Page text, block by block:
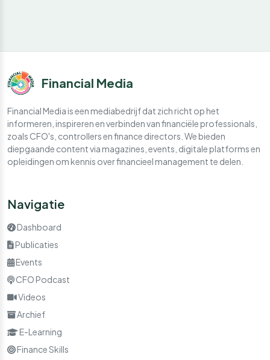
Financial Media
Financial Media is een mediabedrijf dat zich richt op het
informeren, inspireren en verbinden van financiële professionals,
zoals CFO's, controllers en finance directors. We bieden
diepgaande content via magazines, events, digitale platforms en
opleidingen om kennis over financieel management te delen.
Navigatie
Dashboard
Publicaties
Events
CFO Podcast
Videos
Archief
E-Learning
Finance Skills